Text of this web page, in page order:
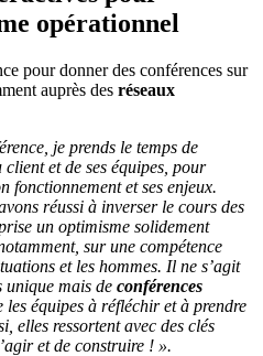
opérationnel
pour donner des conférences sur
auprès des réseaux
je prends le temps de
et de ses équipes, pour
fonctionnement et ses enjeux.
réussi à inverser le cours des
un optimisme solidement
sur une compétence
et les hommes. Il ne s’agit
unique mais de conférences
équipes à réfléchir et à prendre
elles ressortent avec des clés
et de construire ! ».